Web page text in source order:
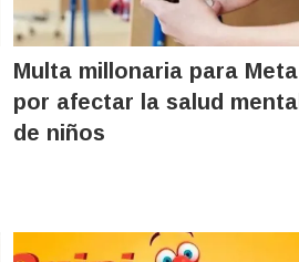
Multa millonaria para Meta
por afectar la salud mental
de niños